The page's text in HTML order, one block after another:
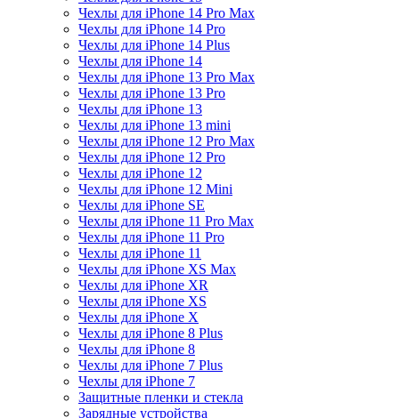
Чехлы для iPhone 14 Pro Max
Чехлы для iPhone 14 Pro
Чехлы для iPhone 14 Plus
Чехлы для iPhone 14
Чехлы для iPhone 13 Pro Max
Чехлы для iPhone 13 Pro
Чехлы для iPhone 13
Чехлы для iPhone 13 mini
Чехлы для iPhone 12 Pro Max
Чехлы для iPhone 12 Pro
Чехлы для iPhone 12
Чехлы для iPhone 12 Mini
Чехлы для iPhone SE
Чехлы для iPhone 11 Pro Max
Чехлы для iPhone 11 Pro
Чехлы для iPhone 11
Чехлы для iPhone XS Max
Чехлы для iPhone XR
Чехлы для iPhone XS
Чехлы для iPhone X
Чехлы для iPhone 8 Plus
Чехлы для iPhone 8
Чехлы для iPhone 7 Plus
Чехлы для iPhone 7
Защитные пленки и стекла
Зарядные устройства